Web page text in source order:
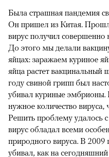
Была страшная пандемия
Он пришел из Китая.
вирус получил
До этого мы делали
яйцах: заражаем куриное
яйца растет
году свиной грипп был
убивал куриные эмбрионы.
нужное количество вируса,
Решить проблему удалось
вирус обладал всеми
природного вируса. В 2009
убивал, как на